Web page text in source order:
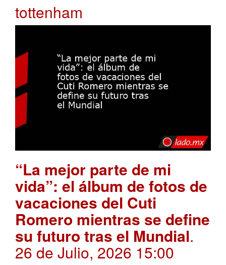
tottenham
“La mejor parte de mi
vida”: el álbum de fotos de
vacaciones del Cuti
Romero mientras se define
su futuro tras el Mundial.
26 de Julio, 2026 15:00